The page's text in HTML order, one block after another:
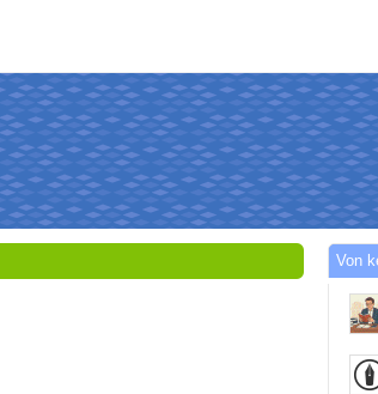
Von